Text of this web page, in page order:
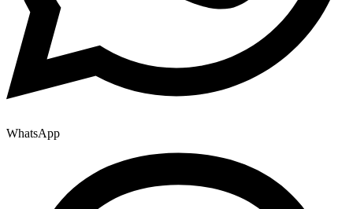
WhatsApp